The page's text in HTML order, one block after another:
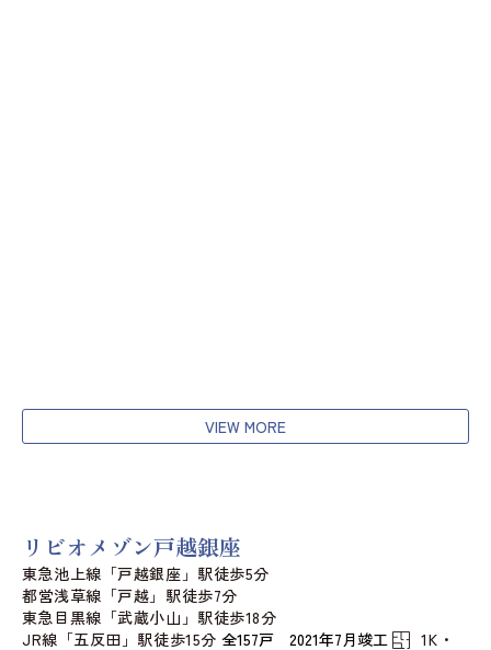
VIEW MORE
リビオメゾン戸越銀座
東急池上線「戸越銀座」駅徒歩5分
都営浅草線「戸越」駅徒歩7分
東急目黒線「武蔵小山」駅徒歩18分
JR線「五反田」駅徒歩15分全157戸 2021年7月竣工 1K・